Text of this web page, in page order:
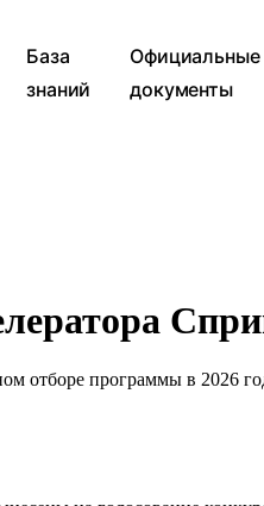
База
знаний
Официальные
документы
отборе программы в 2026